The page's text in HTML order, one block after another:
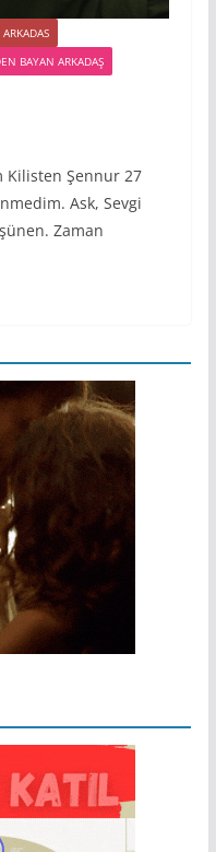
BAYAN ARKADAŞ
Kilisten Şennur 27
Ask, Sevgi
Zaman